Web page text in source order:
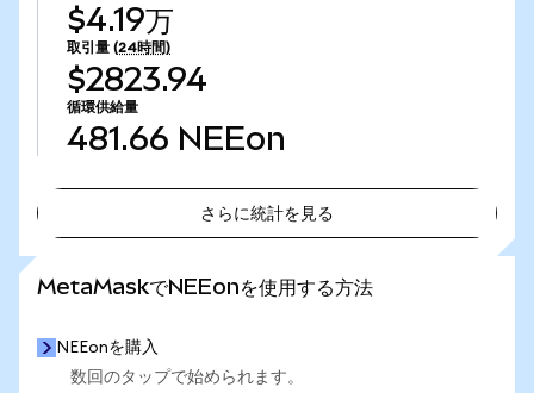
$4.19万
取引量 (24時間)
$2823.94
循環供給量
481.66 NEEon
さらに統計を見る
MetaMaskでNEEonを使用する方法
NEEonを購入
数回のタップで始められます。